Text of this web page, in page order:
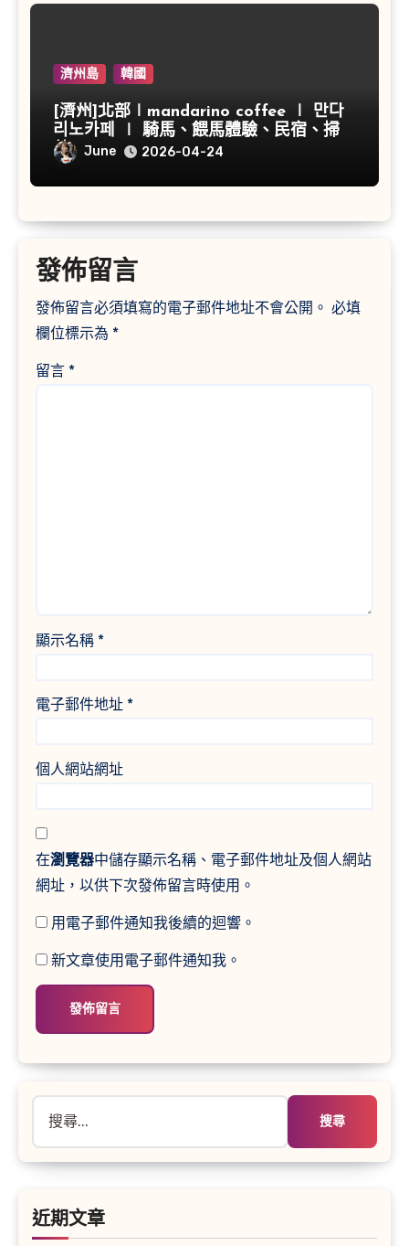
濟州島 韓國
[濟州]北部∣mandarino coffee ∣ 만다
리노카페 ∣ 騎馬、餵馬體驗、民宿、掃帚
草
June 2026-04-24
發佈留言
發佈留言必須填寫的電子郵件地址不會公開。 必填
欄位標示為 *
留言 *
顯示名稱 *
電子郵件地址 *
個人網站網址
在瀏覽器中儲存顯示名稱、電子郵件地址及個人網站
網址，以供下次發佈留言時使用。
用電子郵件通知我後續的迴響。
新文章使用電子郵件通知我。
關
字:
近期文章